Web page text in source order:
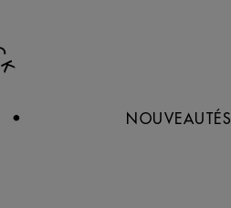
NOUVEAUTÉS